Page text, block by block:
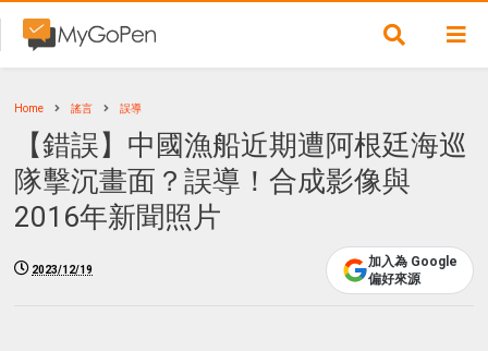
Home 謠言 誤導
【錯誤】中國漁船近期遭阿根廷海巡
隊擊沉畫面？誤導！合成影像與
2016年新聞照片
2023/12/19
加入為 Google
偏好來源